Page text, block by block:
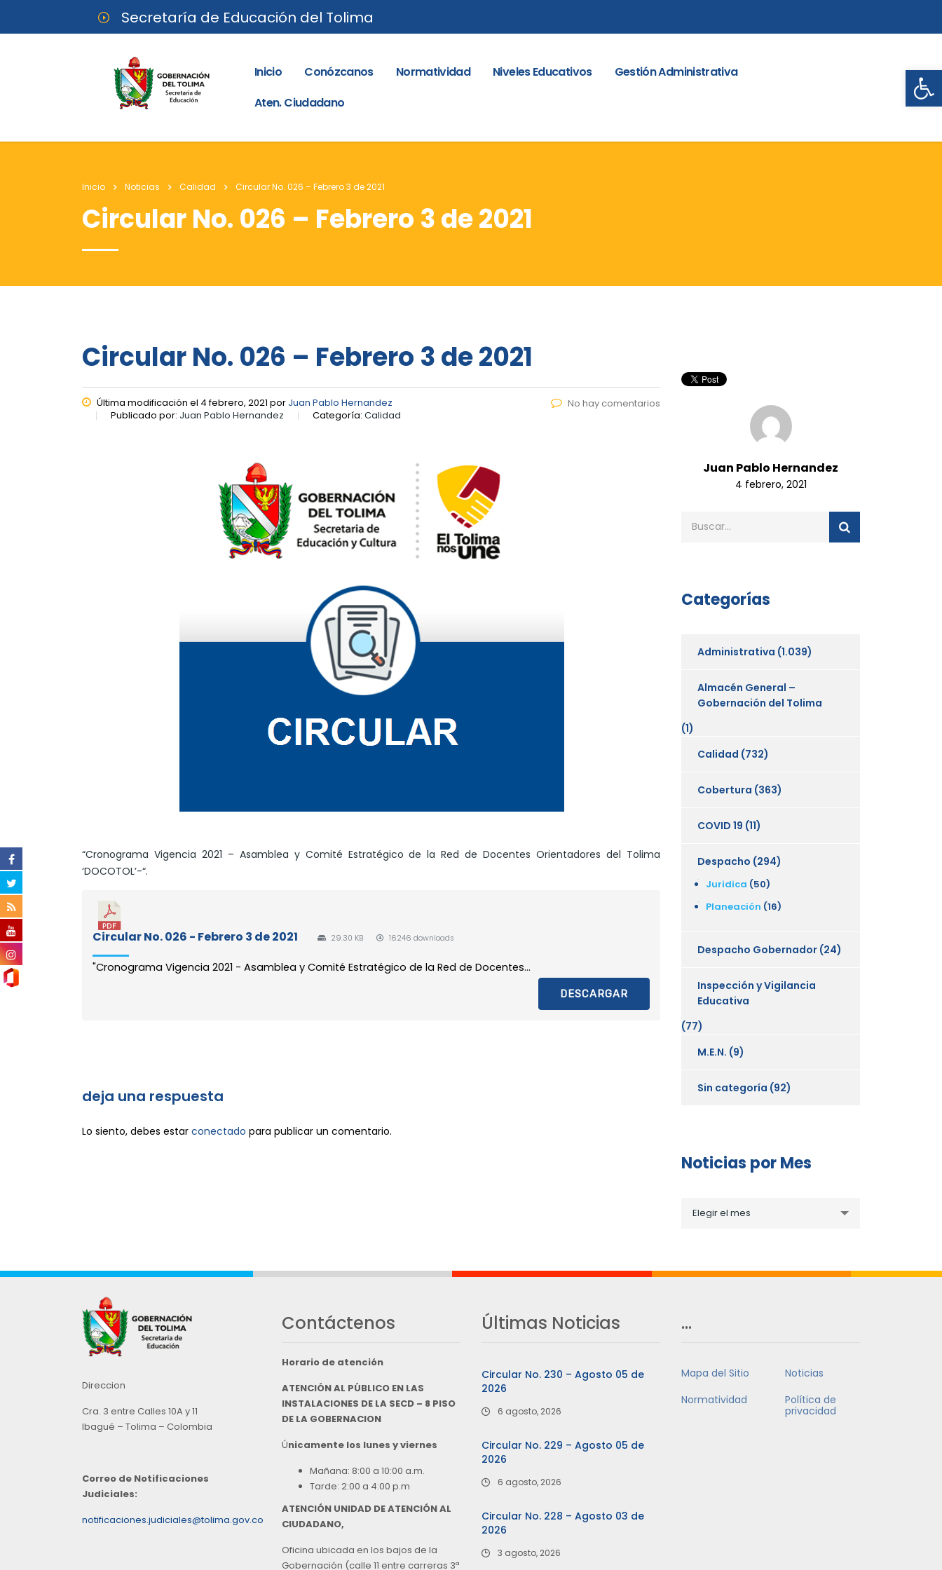
Secretaría de Educación del Tolima
Inicio Conózcanos Normatividad Niveles Educativos
Gestión Administrativa
Aten. Ciudadano
Inicio Noticias Calidad Circular No. 026 – Febrero 3 de 2021
Circular No. 026 – Febrero 3 de 2021
Circular No. 026 – Febrero 3 de 2021
Última modificación el 4 febrero, 2021 por Juan Pablo Hernandez
Publicado por: Juan Pablo Hernandez Categoría: Calidad
No hay comentarios
“Cronograma Vigencia 2021 – Asamblea y Comité Estratégico de la Red de Docentes Orientadores del Tolima
‘DOCOTOL’-“.
Circular No. 026 - Febrero 3 de 2021 29.30 KB 16246 downloads
"Cronograma Vigencia 2021 - Asamblea y Comité Estratégico de la Red de Docentes...
DESCARGAR
deja una respuesta
Lo siento, debes estar conectado para publicar un comentario.
Juan Pablo Hernandez
4 febrero, 2021
Categorías
Administrativa (1.039)
Almacén General –
Gobernación del Tolima
(1)
Calidad (732)
Cobertura (363)
COVID 19 (11)
Despacho (294)
Juridica (50)
Planeación (16)
Despacho Gobernador (24)
Inspección y Vigilancia
Educativa
(77)
M.E.N. (9)
Sin categoría (92)
Noticias por Mes
porElegir el mes
Direccion
Cra. 3 entre Calles 10A y 11
Ibagué – Tolima – Colombia
Correo de Notificaciones
Judiciales:
notificaciones.judiciales@tolima.gov.co
Contáctenos
Horario de atención
ATENCIÓN AL PÚBLICO EN LAS
INSTALACIONES DE LA SECD – 8 PISO
DE LA GOBERNACION
Únicamente los lunes y viernes
Mañana: 8:00 a 10:00 a.m.
Tarde: 2:00 a 4:00 p.m
ATENCIÓN UNIDAD DE ATENCIÓN AL
CIUDADANO,
Oficina ubicada en los bajos de la
Gobernación (calle 11 entre carreras 3ª
Últimas Noticias
Circular No. 230 – Agosto 05 de
2026
6 agosto, 2026
Circular No. 229 – Agosto 05 de
2026
6 agosto, 2026
Circular No. 228 – Agosto 03 de
2026
3 agosto, 2026
…
Mapa del Sitio
Noticias
Normatividad
Política de
privacidad